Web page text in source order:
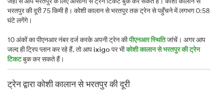
भरतपुर की दूरी 75 किमी है। कोशी कालान से भरतपुर तक ट्रेन से पहुँचने में लगभग 0:58
घंटे लगेंगे।
10 अंकों का पीएनआर नंबर दर्ज करके अपनी ट्रेन कीपीएनआर स्थितिजांचें। अगर आप
जल्द ही ट्रिप प्लान कर रहे हैं, तो आपixigoपर भीकोशी कालान से भरतपुर की ट्रेन
टिकटबुक कर सकते हैं।
ट्रेन द्वारा कोशी कालान से भरतपुर की दूरी